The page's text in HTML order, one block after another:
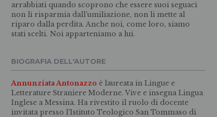
arrabbiati quando scoprono che essere suoi seguaci
non li risparmia dall’umiliazione, non li mette al
riparo dalla perdita. Anche noi, come loro, siamo
stati scelti. Noi apparteniamo a lui.
BIOGRAFIA DELL'AUTORE
Annunziata Antonazzo è laureata in Lingue e
Letterature Straniere Moderne. Vive e insegna Lingua
Inglese a Messina. Ha rivestito il ruolo di docente
invitata presso l’Istituto Teologico San Tommaso di